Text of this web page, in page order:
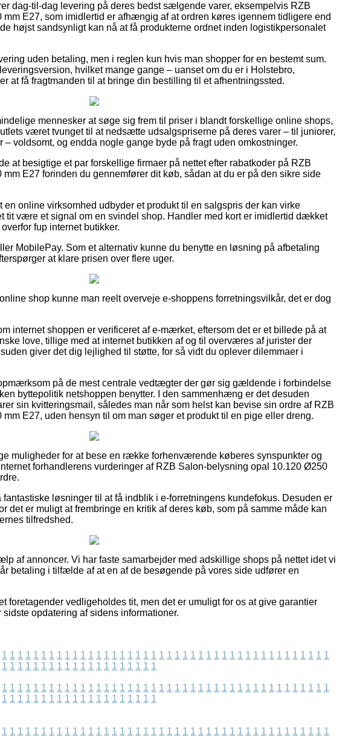
dag-til-dag levering på deres bedst sælgende varer, eksempelvis RZB
E27, som imidlertid er afhængig af at ordren køres igennem tidligere end
højst sandsynligt kan nå at få produkterne ordnet inden logistikpersonalet
uden betaling, men i reglen kun hvis man shopper for en bestemt sum.
hvilket mange gange – uanset om du er i Holstebro,
at få fragtmanden til at bringe din bestilling til et afhentningssted.
mennesker at søge sig frem til priser i blandt forskellige online shops,
været tvunget til at nedsætte udsalgspriserne på deres varer – til juniorer,
voldsomt, og endda nogle gange byde på fragt uden omkostninger.
at besigtige et par forskellige firmaer på nettet efter rabatkoder på RZB
E27 forinden du gennemfører dit køb, sådan at du er på den sikre side
en online virksomhed udbyder et produkt til en salgspris der kan virke
tit være et signal om en svindel shop. Handler med kort er imidlertid dækket
fup internet butikker.
MobilePay. Som et alternativ kunne du benytte en løsning på afbetaling
at klare prisen over flere uger.
shop kunne man reelt overveje e-shoppens forretningsvilkår, det er dog
internet shoppen er verificeret af e-mærket, eftersom det er et billede på at
love, tillige med at internet butikken af og til overværes af jurister der
giver det dig lejlighed til støtte, for så vidt du oplever dilemmaer i
på de mest centrale vedtægter der gør sig gældende i forbindelse
byttepolitik netshoppen benytter. I den sammenhæng er det desuden
sin kvitteringsmail, således man når som helst kan bevise sin ordre af RZB
E27, uden hensyn til om man søger et produkt til en pige eller dreng.
muligheder for at bese en række forhenværende køberes synspunkter og
forhandlerens vurderinger af RZB Salon-belysning opal 10.120 Ø250
løsninger til at få indblik i e-forretningens kundefokus. Desuden er
det er muligt at frembringe en kritik af deres køb, som på samme måde kan
tilfredshed.
af annoncer. Vi har faste samarbejder med adskillige shops på nettet idet vi
betaling i tilfælde af at en af de besøgende på vores side udfører en
foretagender vedligeholdes tit, men det er umuligt for os at give garantier
opdatering af sidens informationer.
1 1 1 1 1 1 1 1 1 1 1 1 1 1 1 1 1 1 1 1 1 1 1 1 1 1 1 1 1 1 1 1 1 1 1 1 1 1 1 1 1 1
1 1 1 1 1 1 1 1 1 1 1 1 1 1 1 1 1 1 1 1
1 1 1 1 1 1 1 1 1 1 1 1 1 1 1 1 1 1 1 1 1 1 1 1 1 1 1 1 1 1 1 1 1 1 1 1 1 1 1 1 1 1
1 1 1 1 1 1 1 1 1 1 1 1 1 1 1 1 1 1 1 1
1 1 1 1 1 1 1 1 1 1 1 1 1 1 1 1 1 1 1 1 1 1 1 1 1 1 1 1 1 1 1 1 1 1 1 1 1 1 1 1 1 1